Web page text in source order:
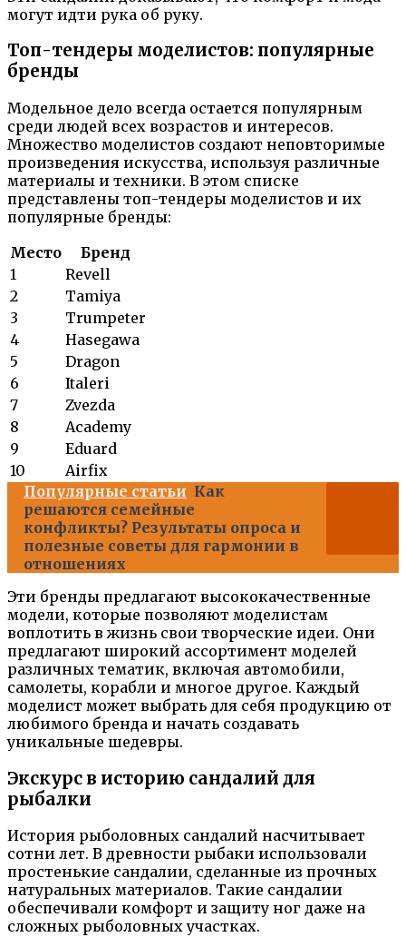
могут идти рука об руку.
Топ-тендеры моделистов: популярные
бренды
Модельное дело всегда остается популярным
среди людей всех возрастов и интересов.
Множество моделистов создают неповторимые
произведения искусства, используя различные
материалы и техники. В этом списке
представлены топ-тендеры моделистов и их
популярные бренды:
Место
Бренд
1
Revell
2
Tamiya
3
Trumpeter
4
Hasegawa
5
Dragon
6
Italeri
7
Zvezda
8
Academy
9
Eduard
10
Airfix
Популярные статьи Как
решаются семейные
конфликты? Результаты опроса и
полезные советы для гармонии в
отношениях
Эти бренды предлагают высококачественные
модели, которые позволяют моделистам
воплотить в жизнь свои творческие идеи. Они
предлагают широкий ассортимент моделей
различных тематик, включая автомобили,
самолеты, корабли и многое другое. Каждый
моделист может выбрать для себя продукцию от
любимого бренда и начать создавать
уникальные шедевры.
Экскурс в историю сандалий для
рыбалки
История рыболовных сандалий насчитывает
сотни лет. В древности рыбаки использовали
простенькие сандалии, сделанные из прочных
натуральных материалов. Такие сандалии
обеспечивали комфорт и защиту ног даже на
сложных рыболовных участках.